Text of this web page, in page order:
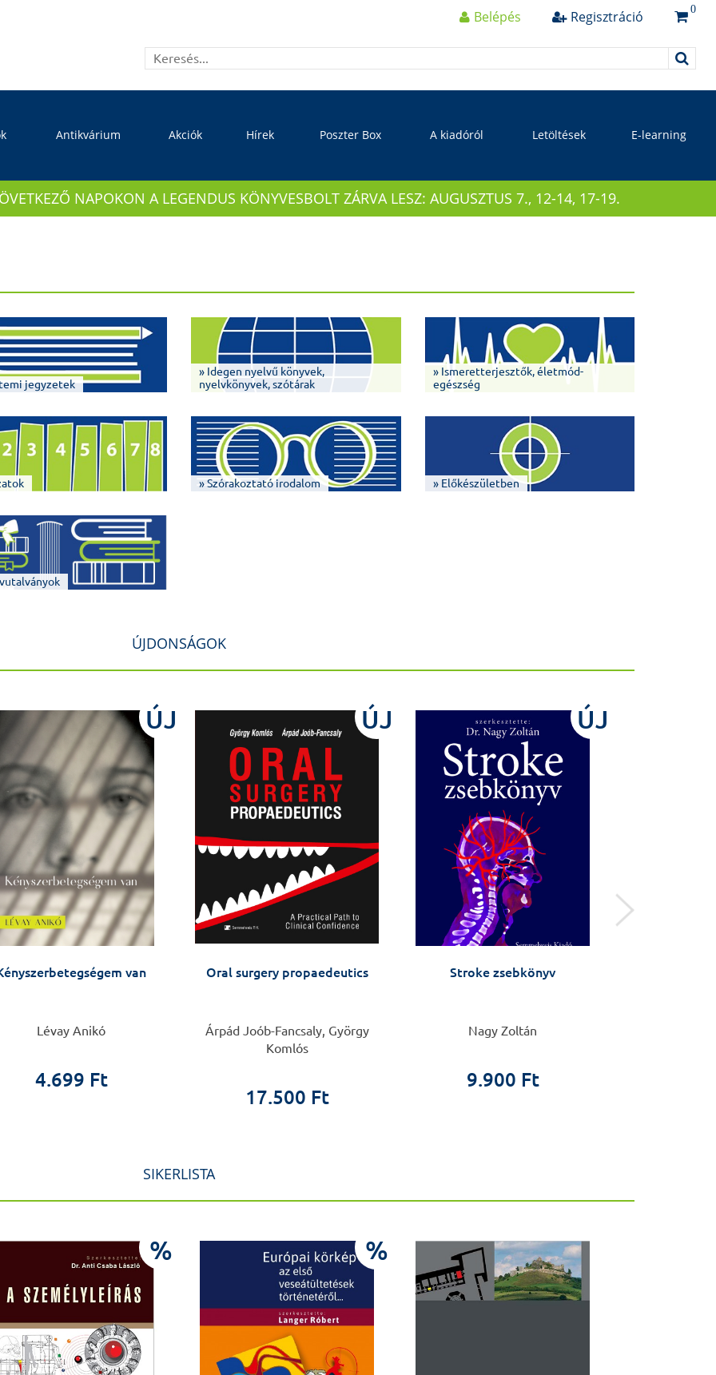
Belépés Regisztráció 0
Antikvárium Akciók Hírek Poszter Box A kiadóról Letöltések E-learning
NAPOKON A LEGENDUS KÖNYVESBOLT ZÁRVA LESZ: AUGUSZTUS 7., 12-14, 17-19.
jegyzetek
» Idegen nyelvű könyvek,
nyelvkönyvek, szótárak
» Ismeretterjesztők, életmód-
egészség
» Szórakoztató irodalom » Előkészületben
ÚJDONSÁGOK
ÚJ
van
Lévay Anikó
4.699 Ft
ÚJ
Oral surgery propaedeutics
Árpád Joób-Fancsaly, György
Komlós
17.500 Ft
ÚJ
Stroke zsebkönyv
Nagy Zoltán
9.900 Ft
SIKERLISTA
% %